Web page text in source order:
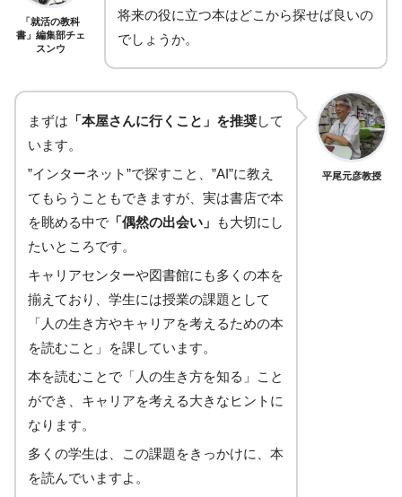
「就活の教科
書」編集部チェ
スンウ
将来の役に立つ本はどこから探せば良いの
でしょうか。
まずは 「本屋さんに行くこと」を推奨して
います。
”インターネット”で探すこと、”AI”に教え
てもらうこともできますが、実は書店で本
を眺める中で 「偶然の出会い」
も大切にし
たいところです。
キャリアセンターや図書館にも多くの本を
揃えており、学生には授業の課題として
「人の生き方やキャリアを考えるための本
を読むこと」を課しています。
本を読むことで「人の生き方を知る」こと
ができ、キャリアを考える大きなヒントに
なります。
多くの学生は、この課題をきっかけに、本
を読んでいますよ。
平尾元彦教授